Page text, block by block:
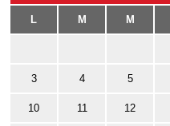
L M M
3 4 5
10 11 12